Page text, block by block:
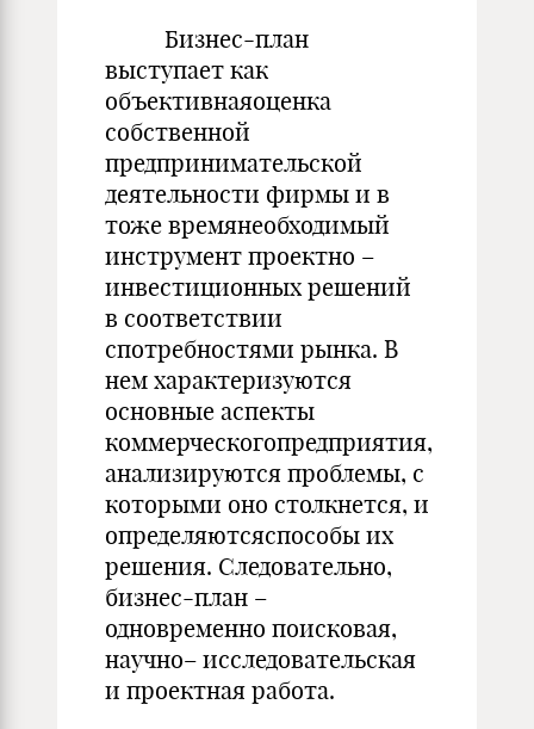
Бизнес-план
выступает как
объективнаяоценка
собственной
предпринимательской
деятельности фирмы и в
тоже времянеобходимый
инструмент проектно –
инвестиционных решений
в соответствии
спотребностями рынка. В
нем характеризуются
основные аспекты
коммерческогопредприятия,
анализируются проблемы, с
которыми оно столкнется, и
определяютсяспособы их
решения. Следовательно,
бизнес-план –
одновременно поисковая,
научно– исследовательская
и проектная работа.